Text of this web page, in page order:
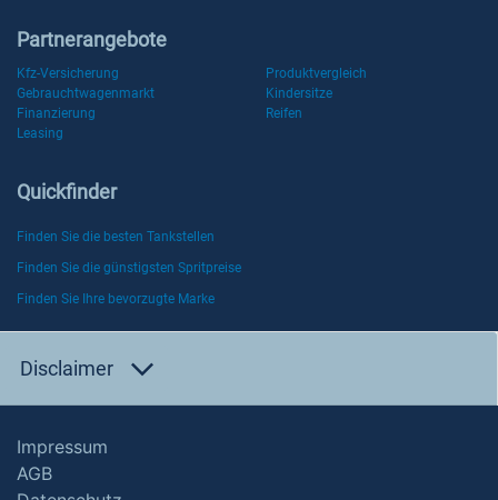
Partnerangebote
Kfz-Versicherung
Produktvergleich
Gebrauchtwagenmarkt
Kindersitze
Finanzierung
Reifen
Leasing
Quickfinder
Finden Sie die besten Tankstellen
Finden Sie die günstigsten Spritpreise
Finden Sie Ihre bevorzugte Marke
Disclaimer
Impressum
AGB